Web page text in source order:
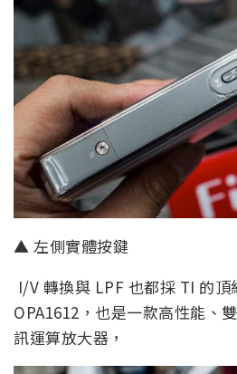
▲ 左側實體按鍵
I/V 轉換與 LPF 也都採 TI 的頂
OPA1612，也是一款高性能、
訊運算放大器，